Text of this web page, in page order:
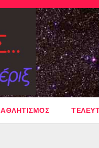
ΑΘΛΗΤΙΣΜΟΣ